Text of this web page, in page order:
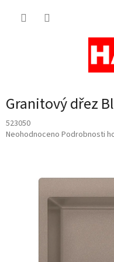
Granitový dřez
523050
Průměrné
Neohodnoceno Podrobnosti